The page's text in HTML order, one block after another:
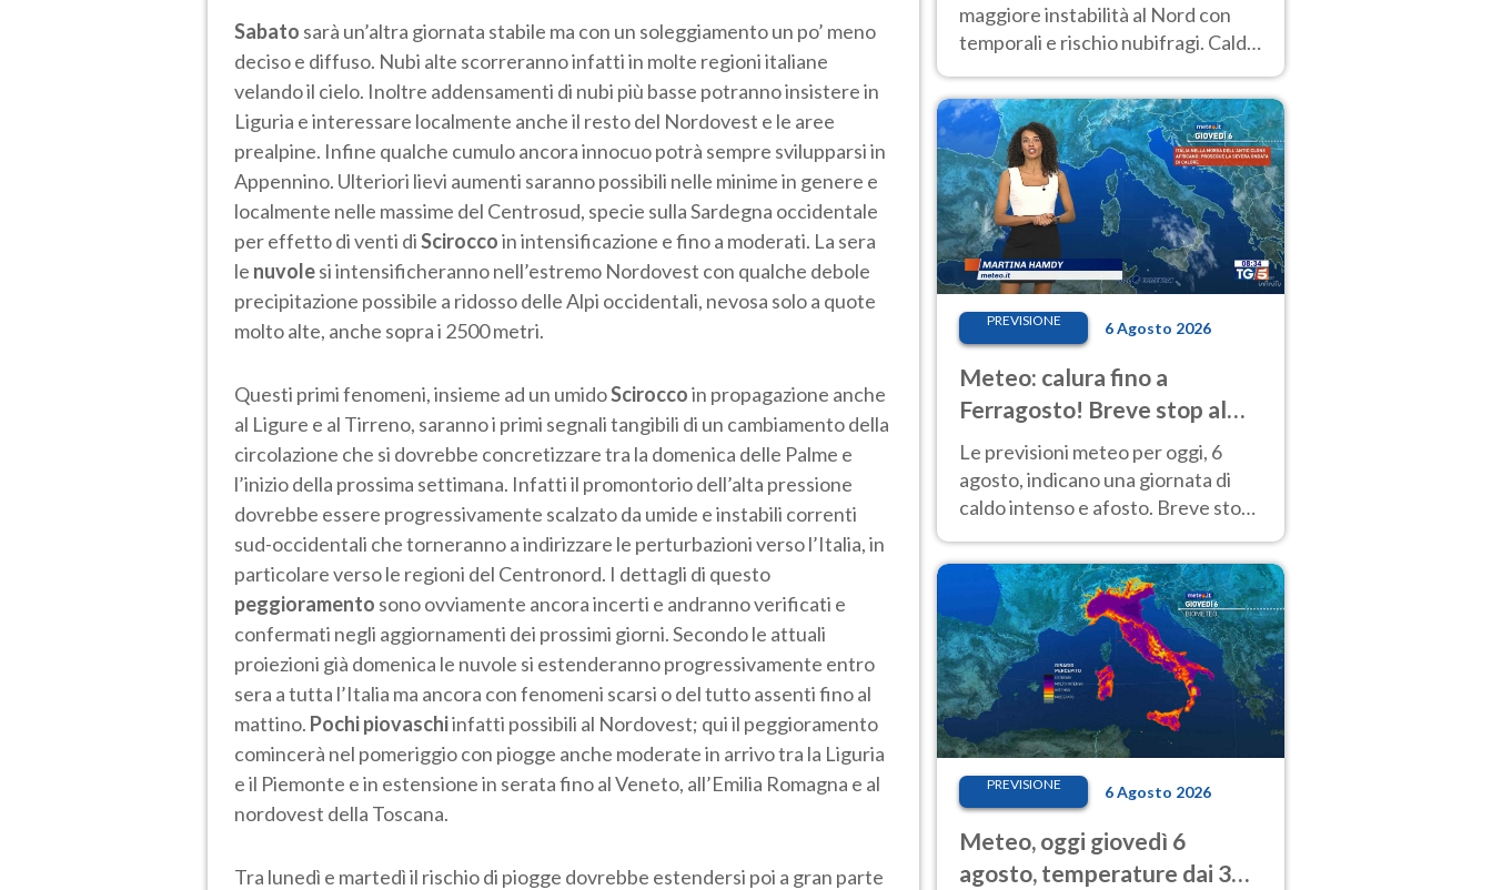
Sabato sarà un’altra giornata stabile ma con un soleggiamento un po’ meno
deciso e diffuso. Nubi alte scorreranno infatti in molte regioni italiane
velando il cielo. Inoltre addensamenti di nubi più basse potranno insistere in
Liguria e interessare localmente anche il resto del Nordovest e le aree
prealpine. Infine qualche cumulo ancora innocuo potrà sempre svilupparsi in
Appennino. Ulteriori lievi aumenti saranno possibili nelle minime in genere e
localmente nelle massime del Centrosud, specie sulla Sardegna occidentale
per effetto di venti diSciroccoin intensificazione e fino a moderati. La sera
le nuvolesi intensificheranno nell’estremo Nordovest con qualche debole
precipitazione possibile a ridosso delle Alpi occidentali, nevosa solo a quote
molto alte, anche sopra i 2500 metri.
Questi primi fenomeni, insieme ad un umidoSciroccoin propagazione anche
al Ligure e al Tirreno, saranno i primi segnali tangibili di un cambiamento della
circolazione che si dovrebbe concretizzare tra la domenica delle Palme e
l’inizio della prossima settimana. Infatti il promontorio dell’alta pressione
dovrebbe essere progressivamente scalzato da umide e instabili correnti
sud-occidentali che torneranno a indirizzare le perturbazioni verso l’Italia, in
particolare verso le regioni del Centronord. I dettagli di questo
peggioramento sono ovviamente ancora incerti e andranno verificati e
confermati negli aggiornamenti dei prossimi giorni. Secondo le attuali
proiezioni già domenica le nuvole si estenderanno progressivamente entro
sera a tutta l’Italia ma ancora con fenomeni scarsi o del tutto assenti fino al
mattino. Pochi piovaschiinfatti possibili al Nordovest; qui il peggioramento
comincerà nel pomeriggio con piogge anche moderate in arrivo tra la Liguria
e il Piemonte e in estensione in serata fino al Veneto, all’Emilia Romagna e al
nordovest della Toscana.
Tra lunedì e martedì il rischio di piogge dovrebbe estendersi poi a gran parte
maggiore instabilità al Nord con
temporali e rischio nubifragi. Caldo
previsioni.
PREVISIONE 6 Agosto 2026
Meteo: calura fino a
Ferragosto! Breve stop al
Nord tra 7 e 9 agosto
Le previsioni meteo per oggi, 6
agosto, indicano una giornata di
caldo intenso e afosto. Breve stop
Nord.
PREVISIONE 6 Agosto 2026
Meteo, oggi giovedì 6
agosto, temperature dai 33